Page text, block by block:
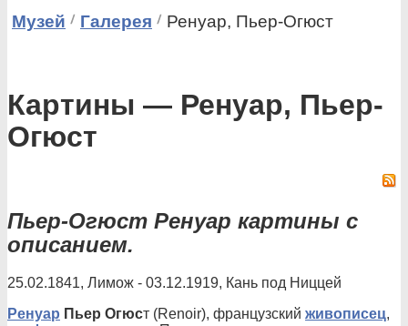
Музей Галерея Ренуар, Пьер-Огюст
Картины — Ренуар, Пьер-
Огюст
Пьер-Огюст Ренуар картины с
описанием.
25.02.1841, Лимож - 03.12.1919, Кань под Ниццей
Ренуар Пьер Огюст (Renoir), французский живописец,